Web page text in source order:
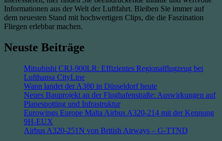
Informationen aus der Welt der Luftfahrt. Bleiben Sie immer auf
dem neuesten Stand mit hochwertigen Clips, die die Faszination
Fliegen erlebbar machen.
Neuste Beiträge
Mitsubishi CRJ-900LR: Effizientes Regionalflugzeug bei
Lufthansa CityLine
Wann landet der A380 in Düsseldorf heute
Neues Bauprojekt an der Flughafenstraße: Auswirkungen auf
Planespotting und Infrastruktur
Eurowings Europe Malta Airbus A320-214 mit der Kennung
9H-EUX
Airbus A320-251N von British Airways – G-TTND